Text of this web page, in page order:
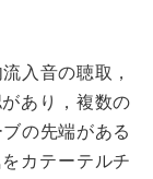
入音の聴取，
あり，複数の
の先端がある
カテーテルチ